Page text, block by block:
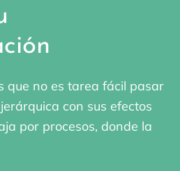
que no es tarea fácil pasar
con sus efectos
por procesos, donde la